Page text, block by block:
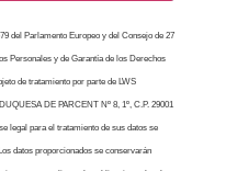
del Parlamento Europeo y del Consejo de 27
Personales y de Garantía de los Derechos
de tratamiento por parte de LWS
DE PARCENT Nº 8, 1º, C.P. 29001
legal para el tratamiento de sus datos se
datos proporcionados se conservarán